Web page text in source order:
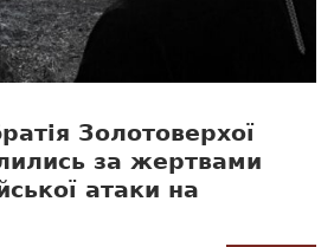
Золотоверхої
за жертвами
атаки на